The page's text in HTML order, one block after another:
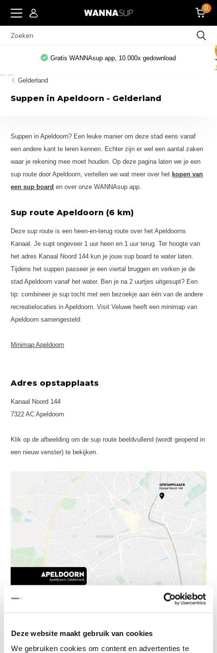
Deze website maakt gebruik van cookies
We gebruiken cookies om content en advertenties te
0
Gratis WANNAsup app, 10.000x gedownload
Gelderland
Suppen in Apeldoorn - Gelderland
Suppen in Apeldoorn? Een leuke manier om deze stad eens vanaf
een andere kant te leren kennen. Echter zijn er wel een aantal zaken
waar je rekening mee moet houden. Op deze pagina laten we je een
sup route door Apeldoorn, vertellen we wat meer over het kopen van
een sup board en over onze WANNAsup app.
Sup route Apeldoorn (6 km)
Deze sup route is een heen-en-terug route over het Apeldoorns
Kanaal. Je supt ongeveer 1 uur heen en 1 uur terug. Ter hoogte van
het adres Kanaal Noord 144 kun je jouw sup board te water laten.
Tijdens het suppen passeer je een viertal bruggen en verken je de
stad Apeldoorn vanaf het water. Ben je na 2 uurtjes uitgesupt? Een
tip: combineer je sup tocht met een bezoekje aan één van de andere
recreatielocaties in Apeldoorn. Visit Veluwe heeft een minimap van
Apeldoorn samengesteld:
Minimap Apeldoorn
Adres opstapplaats
Kanaal Noord 144
7322 AC Apeldoorn
Klik op de afbeelding om de sup route beeldvullend (wordt geopend in
een nieuw venster) te bekijken.
... ...